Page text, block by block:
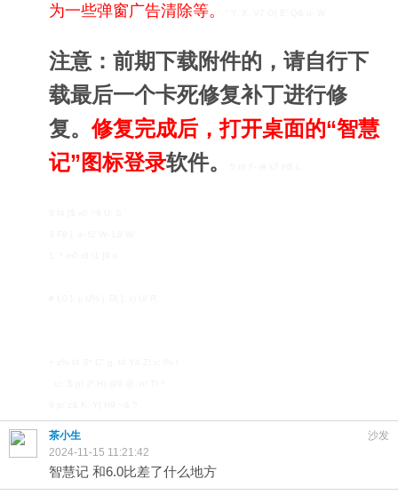
为一些弹窗广告清除等。
注意：前期下载附件的，请自行下
载最后一个卡死修复补丁进行修
复。修复完成后，打开桌面的“智慧
记”图标登录软件。
沙发
茶小生
2024-11-15 11:21:42
智慧记 和6.0比差了什么地方